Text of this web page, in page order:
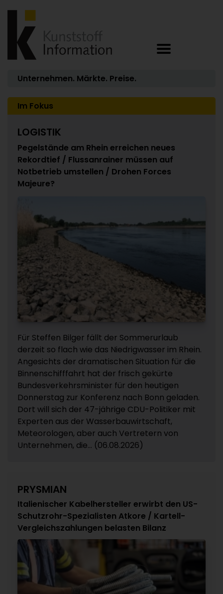
Unternehmen. Märkte. Preise.
Im Fokus
LOGISTIK
Pegelstände am Rhein erreichen neues
Rekordtief / Flussanrainer müssen auf
Notbetrieb umstellen / Drohen Forces
Majeure?
Für Steffen Bilger fällt der Sommerurlaub
derzeit so flach wie das Niedrigwasser im Rhein.
Angesichts der dramatischen Situation für die
Binnenschifffahrt hat der frisch gekürte
Bundesverkehrsminister für den heutigen
Donnerstag zur Konferenz nach Bonn geladen.
Dort will sich der 47-jährige CDU-Politiker mit
Experten aus der Wasserbauwirtschaft,
Meteorologen, aber auch Vertretern von
Unternehmen, die... (06.08.2026)
PRYSMIAN
Italienischer Kabelhersteller erwirbt den US-
Schutzrohr-Spezialisten Atkore / Kartell-
Vergleichszahlungen belasten Bilanz